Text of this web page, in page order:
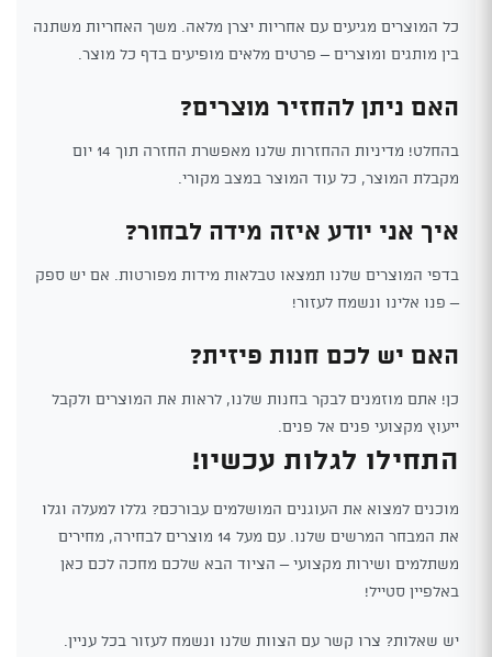
כל המוצרים מגיעים עם אחריות יצרן מלאה. משך האחריות משתנה
בין מותגים ומוצרים – פרטים מלאים מופיעים בדף כל מוצר.
האם ניתן להחזיר מוצרים?
בהחלט! מדיניות ההחזרות שלנו מאפשרת החזרה תוך 14 יום
מקבלת המוצר, כל עוד המוצר במצב מקורי.
איך אני יודע איזה מידה לבחור?
בדפי המוצרים שלנו תמצאו טבלאות מידות מפורטות. אם יש ספק
– פנו אלינו ונשמח לעזור!
האם יש לכם חנות פיזית?
כן! אתם מוזמנים לבקר בחנות שלנו, לראות את המוצרים ולקבל
ייעוץ מקצועי פנים אל פנים.
התחילו לגלות עכשיו!
מוכנים למצוא את העוגנים המושלמים עבורכם? גללו למעלה וגלו
את המבחר המרשים שלנו. עם מעל 14 מוצרים לבחירה, מחירים
משתלמים ושירות מקצועי – הציוד הבא שלכם מחכה לכם כאן
באלפיין סטייל!
יש שאלות? צרו קשר עם הצוות שלנו ונשמח לעזור בכל עניין.